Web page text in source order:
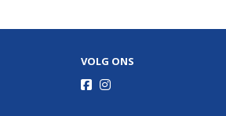
VOLG ONS